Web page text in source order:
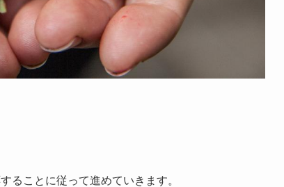
ることに従って進めていきます。